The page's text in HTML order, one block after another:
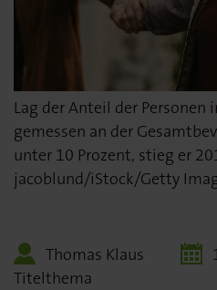
Lag der Anteil der Personen
gemessen an der
unter 10 Prozent, stieg er
jacoblund/iStock/Getty
Thomas Klaus
Titelthema